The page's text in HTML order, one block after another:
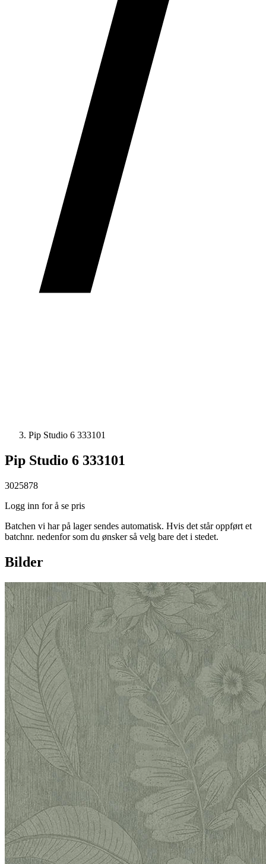
Pip Studio 6 333101
Pip Studio 6 333101
3025878
Logg inn for å se pris
Batchen vi har på lager sendes automatisk. Hvis det står oppført et
batchnr. nedenfor som du ønsker så velg bare det i stedet.
Bilder